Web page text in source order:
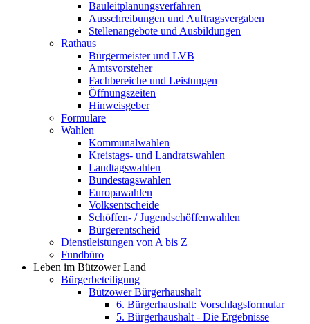
Bauleitplanungsverfahren
Ausschreibungen und Auftragsvergaben
Stellenangebote und Ausbildungen
Rathaus
Bürgermeister und LVB
Amtsvorsteher
Fachbereiche und Leistungen
Öffnungszeiten
Hinweisgeber
Formulare
Wahlen
Kommunalwahlen
Kreistags- und Landratswahlen
Landtagswahlen
Bundestagswahlen
Europawahlen
Volksentscheide
Schöffen- / Jugendschöffenwahlen
Bürgerentscheid
Dienstleistungen von A bis Z
Fundbüro
Leben im Bützower Land
Bürgerbeteiligung
Bützower Bürgerhaushalt
6. Bürgerhaushalt: Vorschlagsformular
5. Bürgerhaushalt - Die Ergebnisse